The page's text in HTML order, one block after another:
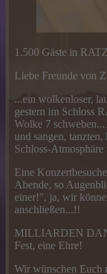
1.500 Gäste in
Liebe Freunde von
...ein wolkenloser,
gestern im Schloss
Wolke 7
und sangen,
Schloss-
Eine
Abende, so
einer!", ja, wir
anschließen...!!
MILLIARDEN
Fest, eine Ehre!
Wir wünschen Euch